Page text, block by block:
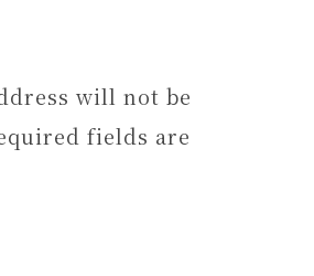
will not be
fields are